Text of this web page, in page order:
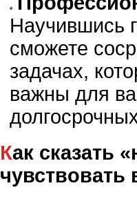
Научившись
сможете
задачах,
важны для
Как сказать «нет» и не